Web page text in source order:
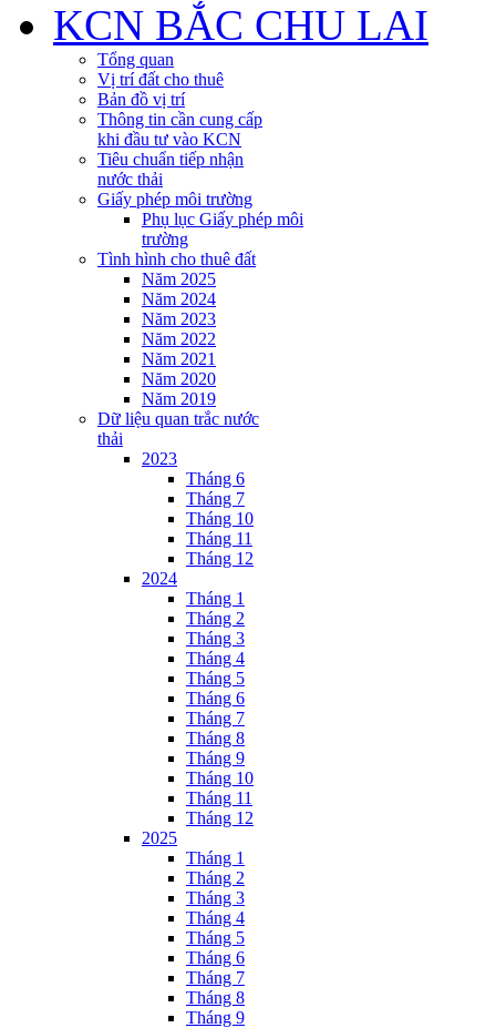
KCN BẮC CHU LAI
Tổng quan
Vị trí đất cho thuê
Bản đồ vị trí
Thông tin cần cung cấp
khi đầu tư vào KCN
Tiêu chuẩn tiếp nhận
nước thải
Giấy phép môi trường
Phụ lục Giấy phép môi
trường
Tình hình cho thuê đất
Năm 2025
Năm 2024
Năm 2023
Năm 2022
Năm 2021
Năm 2020
Năm 2019
Dữ liệu quan trắc nước
thải
2023
Tháng 6
Tháng 7
Tháng 10
Tháng 11
Tháng 12
2024
Tháng 1
Tháng 2
Tháng 3
Tháng 4
Tháng 5
Tháng 6
Tháng 7
Tháng 8
Tháng 9
Tháng 10
Tháng 11
Tháng 12
2025
Tháng 1
Tháng 2
Tháng 3
Tháng 4
Tháng 5
Tháng 6
Tháng 7
Tháng 8
Tháng 9